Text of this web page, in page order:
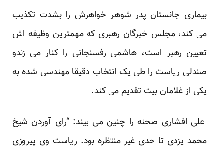
بیماری جانستان پدر شوهر خواهرش را بشدت تکذیب
می کند، مجلس خبرگان رهبری که مهمترین وظیفه اش
تعیین رهبر است، هاشمی رفسنجانی را کنار می زندو
صندلی ریاست را طی یک انتخاب دقیقا مهندسی شده به
یکی از غلامان بیت تقدیم می کند.
علی افشاری صحنه را چنین می بیند: “رای آوردن شیخ
محمد یزدی تا حدی غیر منتظره بود. ریاست وی پیروزی